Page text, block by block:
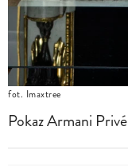
fot. Imaxtree
Pokaz Armani Privé